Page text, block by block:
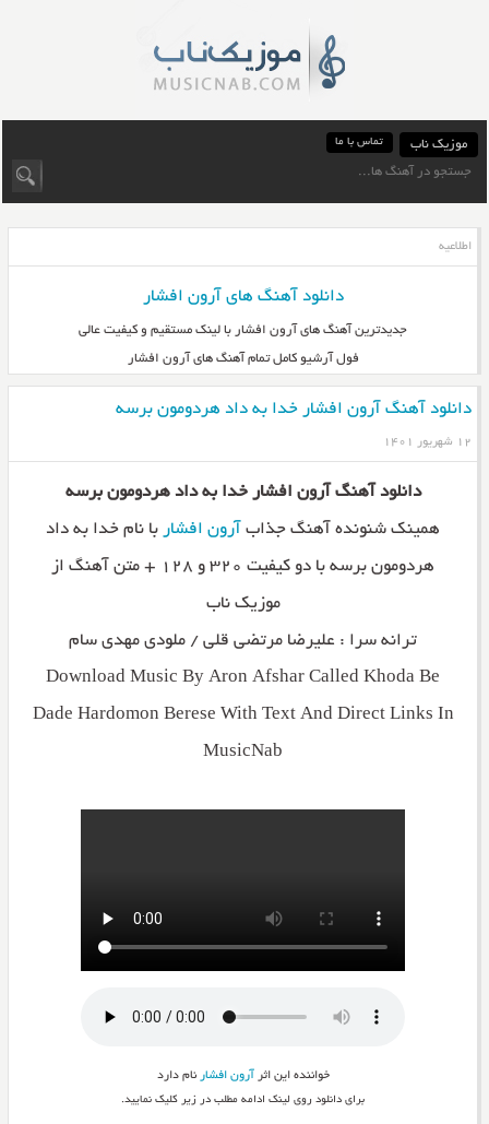
موزیک ناب تماس با ما
اطلاعیه
دانلود آهنگ های آرون افشار
جدیدترین آهنگ های آرون افشار با لینک مستقیم و کیفیت عالی
فول آرشیو کامل تمام آهنگ های آرون افشار
دانلود آهنگ آرون افشار خدا به داد هردومون برسه
۱۲ شهریور ۱۴۰۱
دانلود آهنگ آرون افشار خدا به داد هردومون برسه
همینک شنونده آهنگ جذاب آرون افشار با نام خدا به داد
هردومون برسه با دو کیفیت ۳۲۰ و ۱۲۸ + متن آهنگ از
موزیک ناب
ترانه سرا : علیرضا مرتضی قلی / ملودی مهدی سام
Download Music By Aron Afshar Called Khoda Be
Dade Hardomon Berese With Text And Direct Links In
MusicNab
خواننده این اثر آرون افشار نام دارد
برای دانلود روی لینک ادامه مطلب در زیر کلیک نمایید.